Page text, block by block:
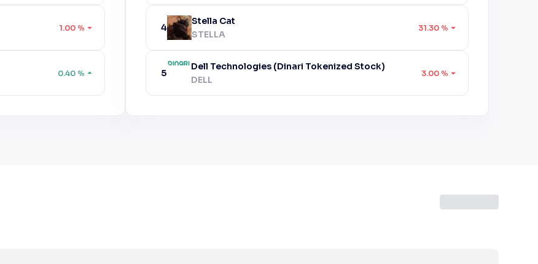
1.00 %
0.40 %
4
Stella Cat
STELLA
31.30 %
5
Dell Technologies (Dinari Tokenized Stock)
DELL
3.00 %